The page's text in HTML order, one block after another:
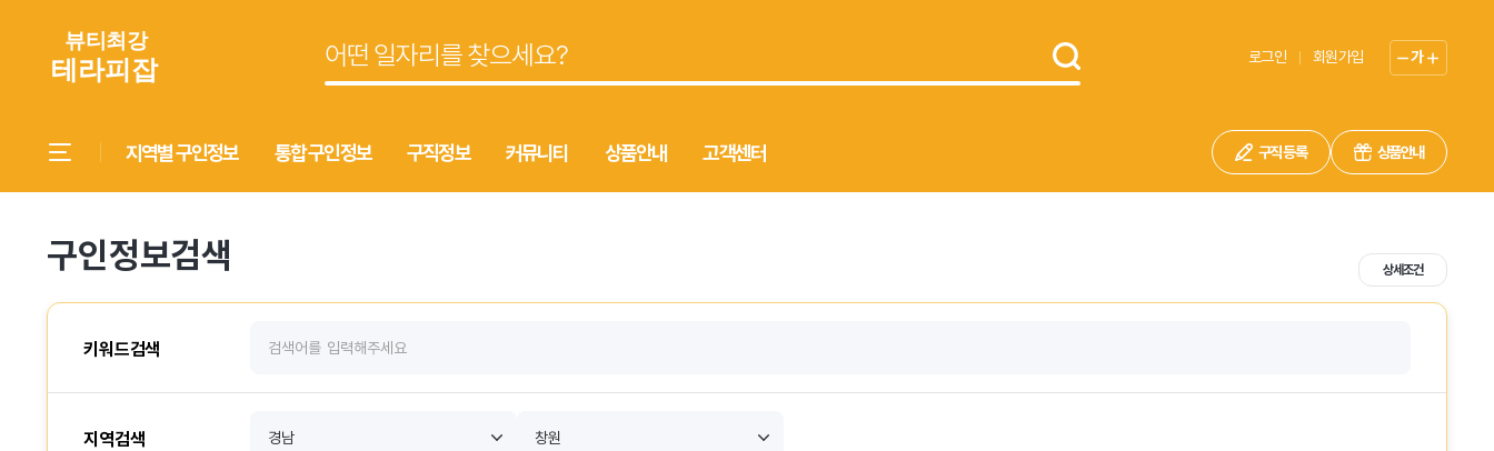
로그인 회원가입 가
지역별 구인정보 통합 구인정보 구직정보 커뮤니티 상품안내 고객센터 구직 등록 상품안내
구인정보검색 상세조건
키워드검색
지역검색